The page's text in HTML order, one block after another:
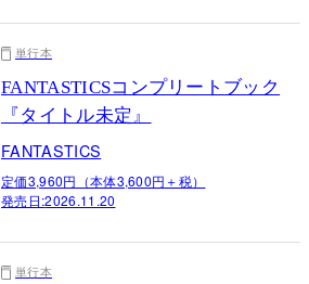
単行本
FANTASTICSコンプリートブック
『タイトル未定』
FANTASTICS
定価3,960円（本体3,600円＋税）
発売日:2026.11.20
単行本